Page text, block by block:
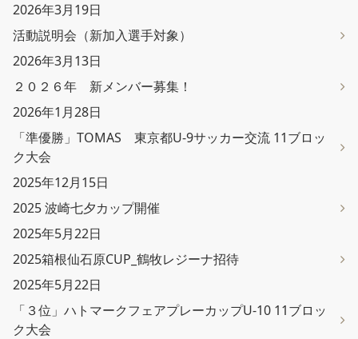
2026年3月19日
活動説明会（新加入選手対象）
2026年3月13日
２０２６年 新メンバー募集！
2026年1月28日
「準優勝」TOMAS 東京都U-9サッカー交流 11ブロッ
ク大会
2025年12月15日
2025 波崎七夕カップ開催
2025年5月22日
2025箱根仙石原CUP_鶴牧レジーナ招待
2025年5月22日
「３位」ハトマークフェアプレーカップU-10 11ブロッ
ク大会